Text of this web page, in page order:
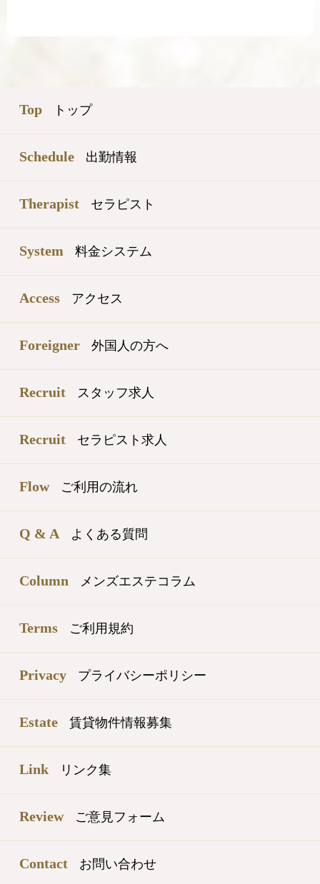
Top トップ
Schedule 出勤情報
Therapist セラピスト
System 料金システム
Access アクセス
Foreigner 外国人の方へ
Recruit スタッフ求人
Recruit セラピスト求人
Flow ご利用の流れ
Q & A よくある質問
Column メンズエステコラム
Terms ご利用規約
Privacy プライバシーポリシー
Estate 賃貸物件情報募集
Link リンク集
Review ご意見フォーム
Contact お問い合わせ